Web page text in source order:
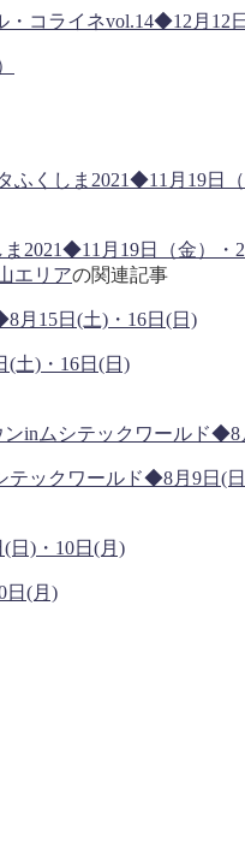
・コライネvol.14◆12月12
ま2021◆11月19日（金
エリアの関連記事
土)・16日(日)
テックワールド◆8月9日(
日(月)